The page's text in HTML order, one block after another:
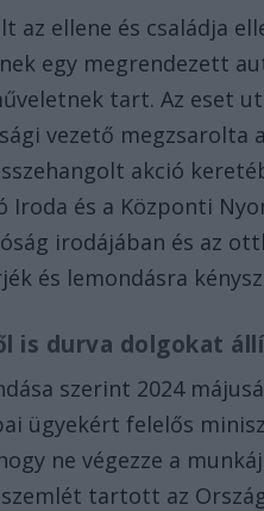
az ellene és családja
egy megrendezett
tart. Az eset
vezető megzsarolta
akció
Iroda és a Központi
irodájában és az
és lemondásra
is durva dolgokat
szerint 2024
ügyekért felelős
ne végezze a
tartott az